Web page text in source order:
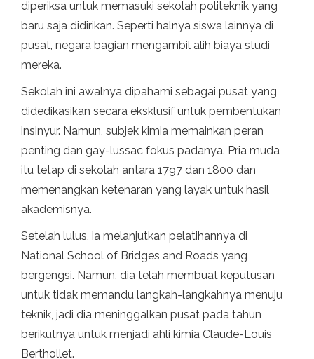
diperiksa untuk memasuki sekolah politeknik yang
baru saja didirikan. Seperti halnya siswa lainnya di
pusat, negara bagian mengambil alih biaya studi
mereka.
Sekolah ini awalnya dipahami sebagai pusat yang
didedikasikan secara eksklusif untuk pembentukan
insinyur. Namun, subjek kimia memainkan peran
penting dan gay-lussac fokus padanya. Pria muda
itu tetap di sekolah antara 1797 dan 1800 dan
memenangkan ketenaran yang layak untuk hasil
akademisnya.
Setelah lulus, ia melanjutkan pelatihannya di
National School of Bridges and Roads yang
bergengsi. Namun, dia telah membuat keputusan
untuk tidak memandu langkah-langkahnya menuju
teknik, jadi dia meninggalkan pusat pada tahun
berikutnya untuk menjadi ahli kimia Claude-Louis
Berthollet.